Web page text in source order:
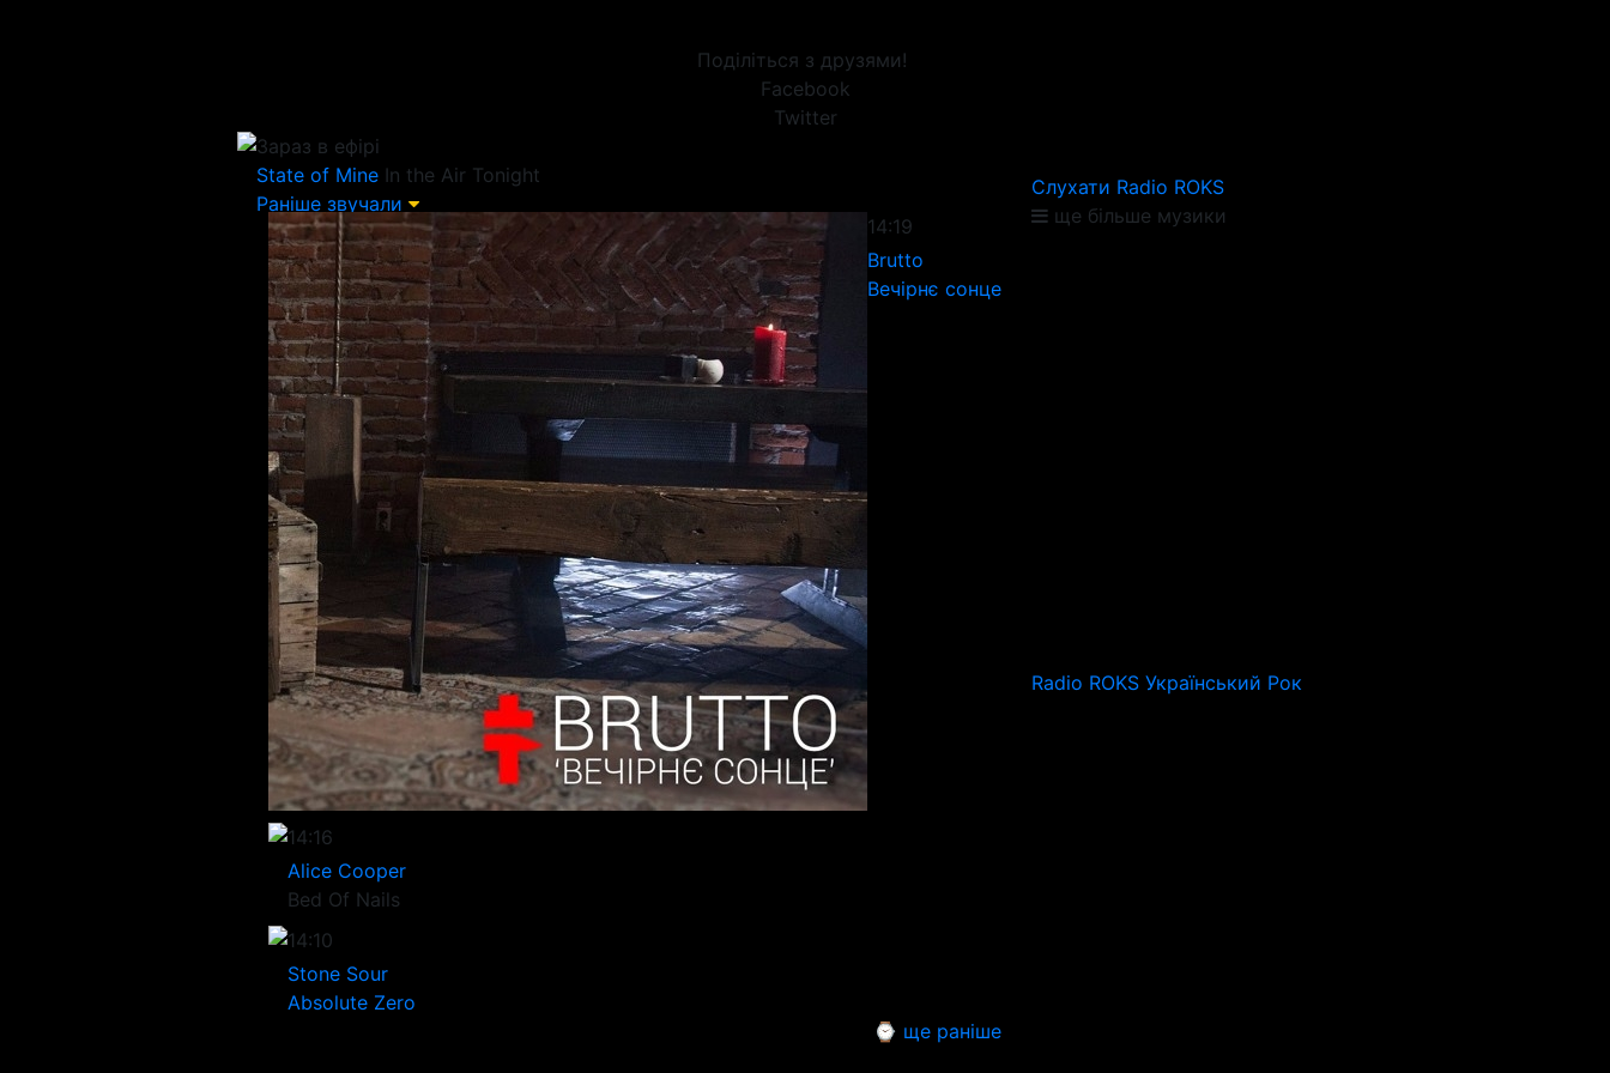
Поділіться з друзями!
Facebook
Twitter
Зараз в ефірі
State of Mine In the Air Tonight
Раніше звучали
14:19
Brutto
Вечірнє сонце
14:16
Alice Cooper
Bed Of Nails
14:10
Stone Sour
Absolute Zero
⌚ ще раніше
Слухати Radio ROKS
ще більше музики
Radio ROKS Український Рок